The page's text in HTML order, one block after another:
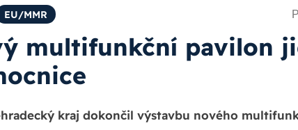
EU/MMR
multifunkční pavilon
kraj dokončil výstavbu nového